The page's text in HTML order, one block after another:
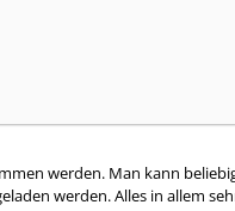
werden. Man kann
werden. Alles in allem